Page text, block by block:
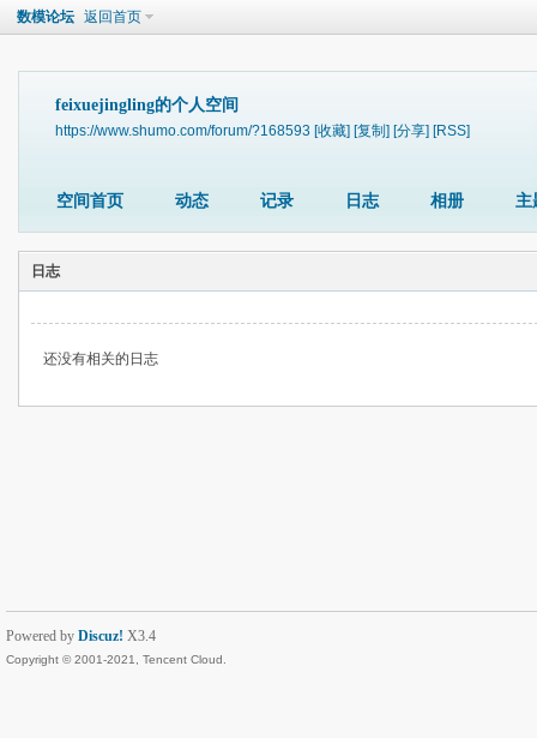
数模论坛 返回首页
feixuejingling的个人空间
https://www.shumo.com/forum/?168593 [收藏] [复制] [分享] [RSS]
空间首页 动态 记录 日志 相册 主
日志
还没有相关的日志
Powered by Discuz! X3.4
Copyright © 2001-2021, Tencent Cloud.